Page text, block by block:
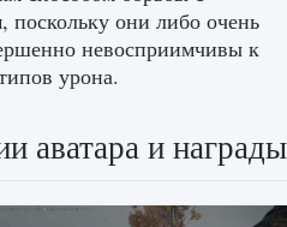
поскольку они либо очень
невосприимчивы к
урона.
аватара и награды